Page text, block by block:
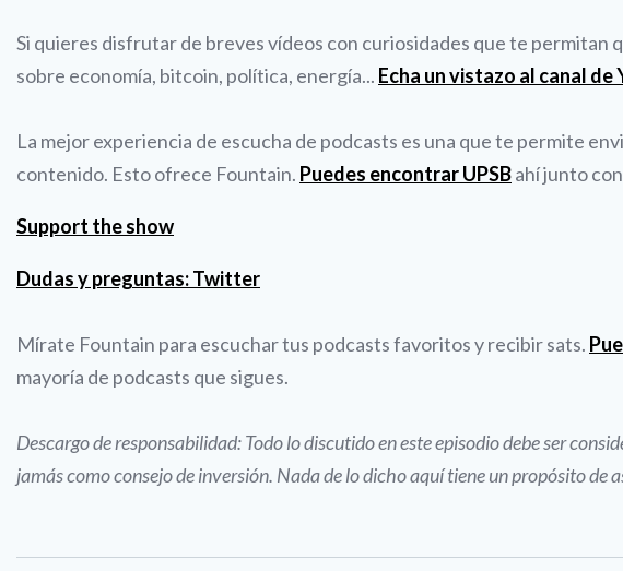
Si quieres disfrutar de breves vídeos con curiosidades que te permitan
sobre economía, bitcoin, política, energía... Echa un vistazo al canal de
La mejor experiencia de escucha de podcasts es una que te permite
contenido. Esto ofrece Fountain. Puedes encontrar UPSBahí junto
Support the show
Dudas y preguntas: Twitter
Mírate Fountain para escuchar tus podcasts favoritos y recibir sats.
mayoría de podcasts que sigues.
Descargo de responsabilidad: Todo lo discutido en este episodio debe ser
jamás como consejo de inversión. Nada de lo dicho aquí tiene un propósito de